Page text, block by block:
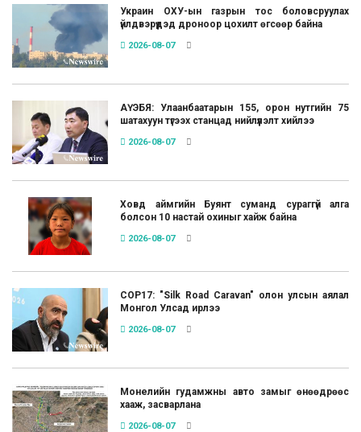
Украин ОХУ-ын газрын тос боловсруулах
үйлдвэрүүдэд дроноор цохилт өгсөөр байна
2026-08-07
АҮЭБЯ: Улаанбаатарын 155, орон нутгийн 75
шатахуун түгээх станцад нийлүүлэлт хийлээ
2026-08-07
Ховд аймгийн Буянт суманд сураггүй алга
болсон 10 настай охиныг хайж байна
2026-08-07
COP17: "Silk Road Caravan" олон улсын аялал
Монгол Улсад ирлээ
2026-08-07
Монелийн гудамжны авто замыг өнөөдрөөс
хааж, засварлана
2026-08-07